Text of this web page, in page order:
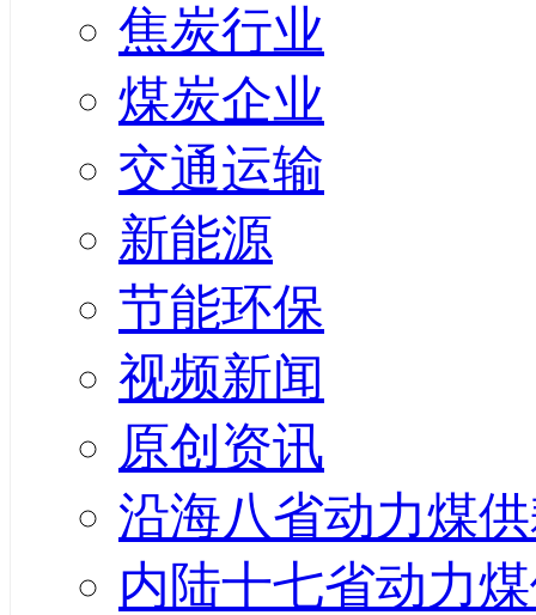
焦炭行业
煤炭企业
交通运输
新能源
节能环保
视频新闻
原创资讯
沿海八省动力煤
内陆十七省动力